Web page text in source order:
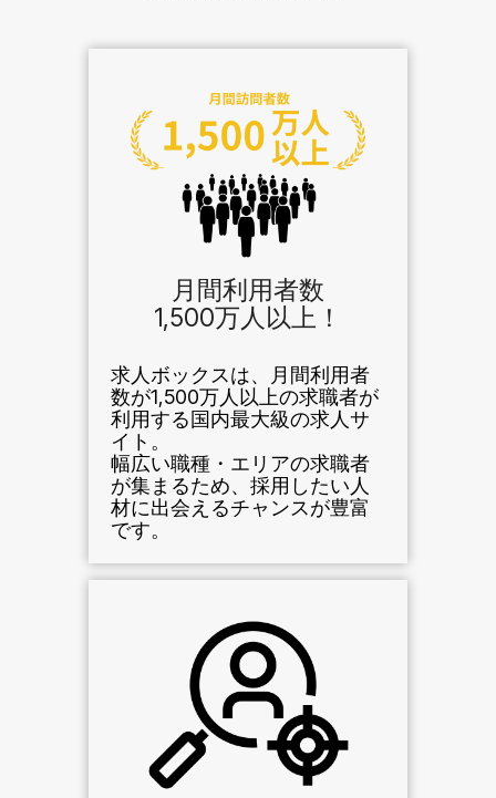
月間利用者数
1,500万人以上！
求人ボックスは、月間利用者
数が1,500万人以上の求職者が
利用する国内最大級の求人サ
イト。
幅広い職種・エリアの求職者
が集まるため、採用したい人
材に出会えるチャンスが豊富
です。